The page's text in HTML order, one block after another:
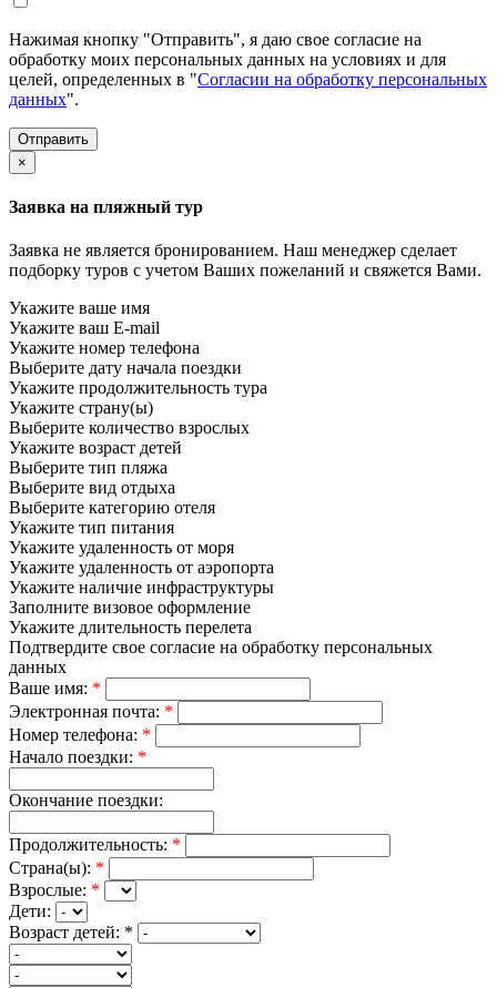
Нажимая кнопку "Отправить", я даю свое согласие на
обработку моих персональных данных на условиях и для
целей, определенных в "Согласии на обработку персональных
данных".
×
Заявка на пляжный тур
Заявка не является бронированием. Наш менеджер сделает
подборку туров с учетом Ваших пожеланий и свяжется Вами.
Укажите ваше имя
Укажите ваш E-mail
Укажите номер телефона
Выберите дату начала поездки
Укажите продолжительность тура
Укажите страну(ы)
Выберите количество взрослых
Укажите возраст детей
Выберите тип пляжа
Выберите вид отдыха
Выберите категорию отеля
Укажите тип питания
Укажите удаленность от моря
Укажите удаленность от аэропорта
Укажите наличие инфраструктуры
Заполните визовое оформление
Укажите длительность перелета
Подтвердите свое согласие на обработку персональных
данных
Ваше имя: *
Электронная почта: *
Номер телефона: *
Начало поездки: *
Окончание поездки:
Продолжительность: *
Страна(ы): *
Взрослые: *
Дети:
Возраст детей: *